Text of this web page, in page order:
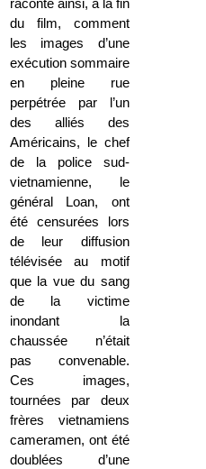
raconte ainsi, à la fin
du film, comment
les images d’une
exécution sommaire
en pleine rue
perpétrée par l’un
des alliés des
Américains, le chef
de la police sud-
vietnamienne, le
général Loan, ont
été censurées lors
de leur diffusion
télévisée au motif
que la vue du sang
de la victime
inondant la
chaussée n’était
pas convenable.
Ces images,
tournées par deux
frères vietnamiens
cameramen, ont été
doublées d’une